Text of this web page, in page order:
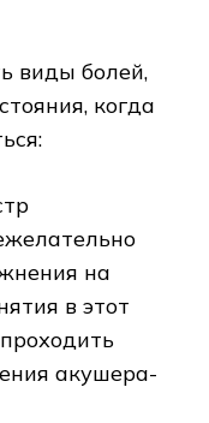
виды болей,
когда
на
в этот
акушера-